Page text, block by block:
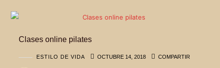
Clases online pilates
ESTILO DE VIDA OCTUBRE 14, 2018 COMPARTIR